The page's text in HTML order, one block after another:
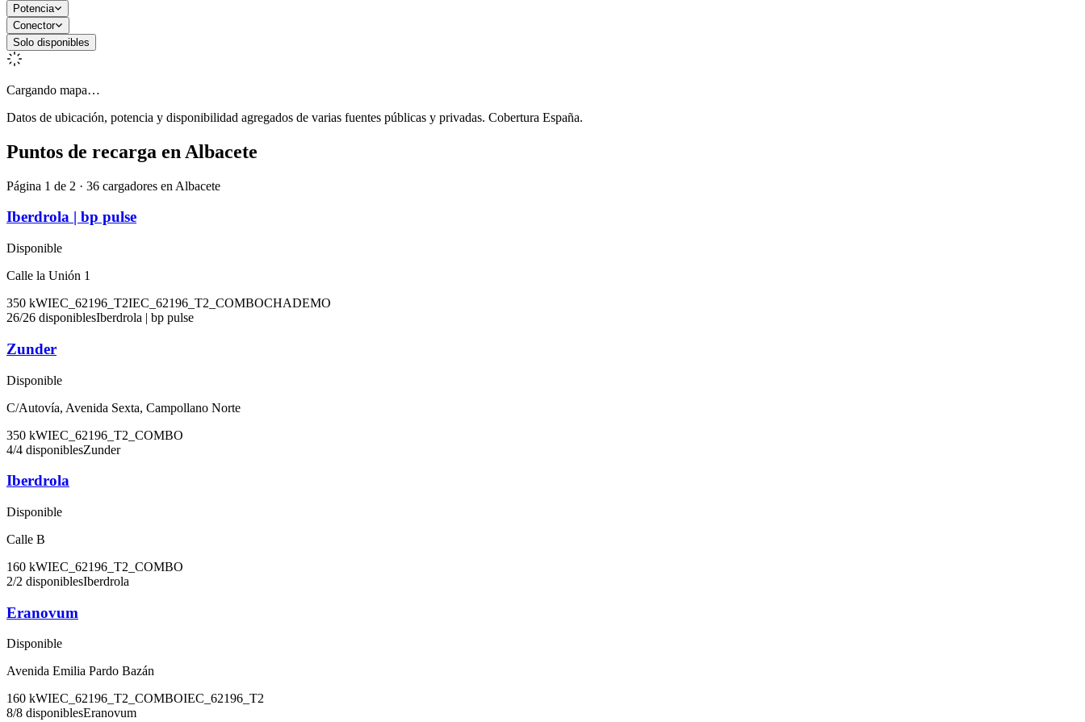
Potencia
Conector
Solo disponibles
Cargando mapa…
Datos de ubicación, potencia y disponibilidad agregados de varias fuentes públicas y privadas. Cobertura España.
Puntos de recarga en Albacete
Página 1 de 2 · 36 cargadores en Albacete
Iberdrola | bp pulse
Disponible
Calle la Unión 1
350 kWIEC_62196_T2IEC_62196_T2_COMBOCHADEMO
26/26 disponiblesIberdrola | bp pulse
Zunder
Disponible
C/Autovía, Avenida Sexta, Campollano Norte
350 kWIEC_62196_T2_COMBO
4/4 disponiblesZunder
Iberdrola
Disponible
Calle B
160 kWIEC_62196_T2_COMBO
2/2 disponiblesIberdrola
Eranovum
Disponible
Avenida Emilia Pardo Bazán
160 kWIEC_62196_T2_COMBOIEC_62196_T2
8/8 disponiblesEranovum